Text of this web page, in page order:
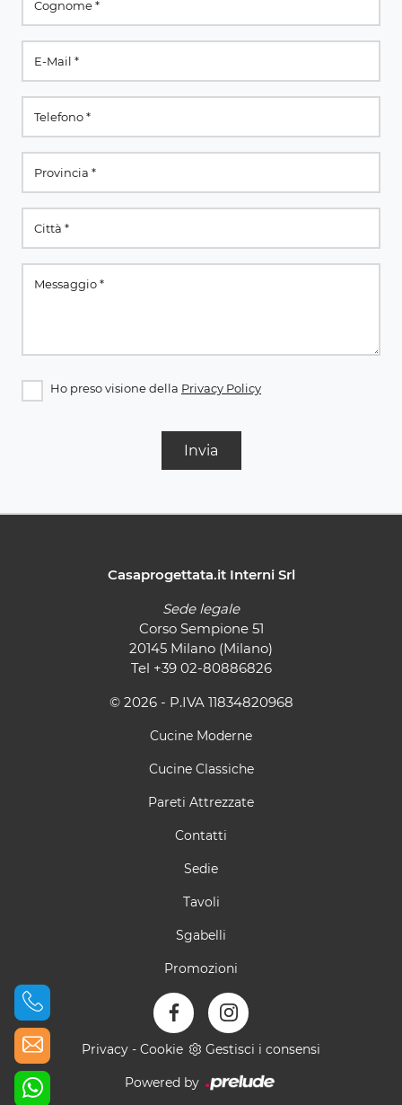
Ho preso visione della Privacy Policy
Invia
Casaprogettata.it Interni Srl
Sede legale
Corso Sempione 51
20145 Milano (Milano)
Tel +39 02-80886826
© 2026 - P.IVA 11834820968
Cucine Moderne
Cucine Classiche
Pareti Attrezzate
Contatti
Sedie
Tavoli
Sgabelli
Promozioni
Privacy - Cookie Gestisci i consensi
Powered by